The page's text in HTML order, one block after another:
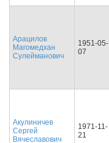
Арацилов
Магомедхан
Сулейманович
1951-05-
07
Акулиничев
Сергей
Вячеславович
1971-11-
21